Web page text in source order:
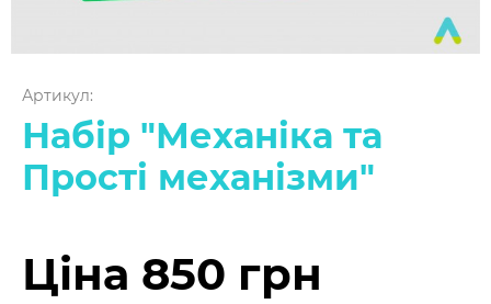
Артикул:
Набір "Механіка та
Прості механізми"
Ціна 850 грн